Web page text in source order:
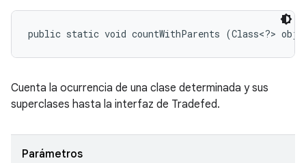
public static void countWithParents (Class<?>
Cuenta la ocurrencia de una clase determinada y sus
superclases hasta la interfaz de Tradefed.
Parámetros